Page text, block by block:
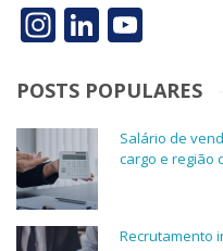
Instagram
LinkedIn
POSTS POPULARES
Salário de
cargo e região
Recrutamento